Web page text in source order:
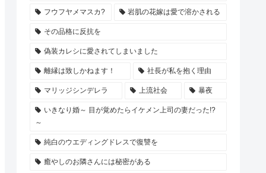
フウフヤメマスカ? 岩肌の花嫁は愛で溶かされる
その品格に反抗を
偽装カレシに愛されてしまいました
離縁は致しかねます！ 社長が私を抱く理由
マリッジシンデレラ 上流社会 暴夜
いきなり婚～ 目が覚めたらイケメン上司の妻だった!?
～
純白のウエディングドレスで復讐を
癒やしのお隣さんには秘密がある